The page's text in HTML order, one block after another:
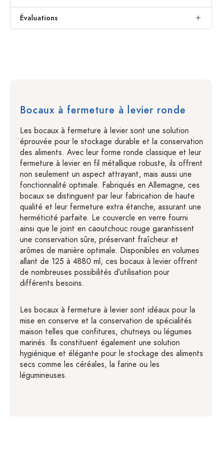
Évaluations
Bocaux à fermeture à levier ronde
Les bocaux à fermeture à levier sont une solution
éprouvée pour le stockage durable et la conservation
des aliments. Avec leur forme ronde classique et leur
fermeture à levier en fil métallique robuste, ils offrent
non seulement un aspect attrayant, mais aussi une
fonctionnalité optimale. Fabriqués en Allemagne, ces
bocaux se distinguent par leur fabrication de haute
qualité et leur fermeture extra étanche, assurant une
herméticité parfaite. Le couvercle en verre fourni
ainsi que le joint en caoutchouc rouge garantissent
une conservation sûre, préservant fraîcheur et
arômes de manière optimale. Disponibles en volumes
allant de 125 à 4880 ml, ces bocaux à levier offrent
de nombreuses possibilités d’utilisation pour
différents besoins.
Les bocaux à fermeture à levier sont idéaux pour la
mise en conserve et la conservation de spécialités
maison telles que confitures, chutneys ou légumes
marinés. Ils constituent également une solution
hygiénique et élégante pour le stockage des aliments
secs comme les céréales, la farine ou les
légumineuses.